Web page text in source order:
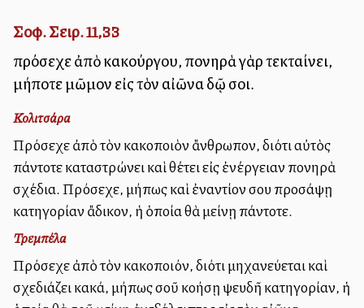
Σοφ. Σειρ. 11,33
πρόσεχε ἀπὸ κακούργου, πονηρὰ γὰρ τεκταίνει,
μήποτε μῶμον εἰς τὸν αἰῶνα δῷ σοι.
Κολιτσάρα
Πρόσεχε ἀπὸ τὸν κακοποιὸν ἄνθρωπον, διότι αὐτὸς
πάντοτε καταστρώνει καὶ θέτει εἰς ἐνέργειαν πονηρὰ
σχέδια. Πρόσεχε, μήπως καὶ ἐναντίον σου προσάψῃ
κατηγορίαν ἄδικον, ἡ ὁποία θὰ μείνῃ πάντοτε.
Τρεμπέλα
Πρόσεχε ἀπὸ τὸν κακοποιόν, διότι μηχανεύεται καὶ
σχεδιάζει κακά, μήπως σοῦ κολλήσῃ ψευδῆ κατηγορίαν, ἡ